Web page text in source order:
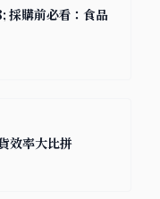
採購前必看：食品
效率大比拼